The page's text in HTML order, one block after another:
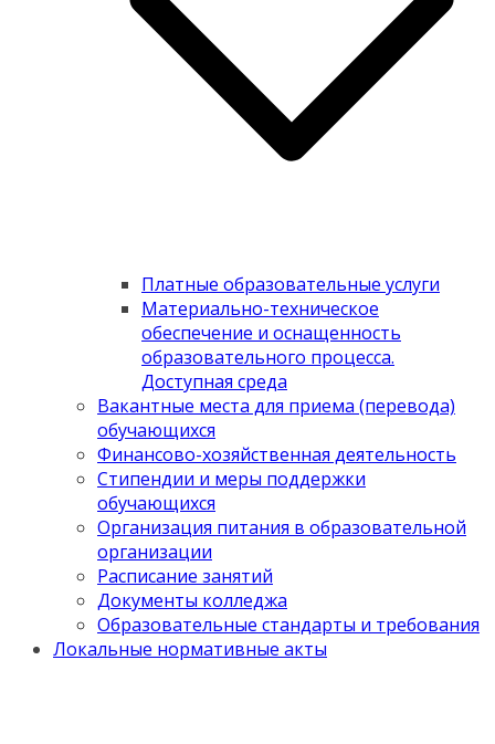
Платные образовательные услуги
Материально-техническое
обеспечение и оснащенность
образовательного процесса.
Доступная среда
Вакантные места для приема (перевода)
обучающихся
Финансово-хозяйственная деятельность
Стипендии и меры поддержки
обучающихся
Организация питания в образовательной
организации
Расписание занятий
Документы колледжа
Образовательные стандарты и требования
Локальные нормативные акты